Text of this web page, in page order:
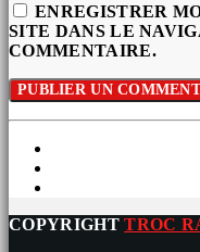
ENREGISTRER
SITE DANS LE
COMMENTAIRE.
COPYRIGHTTROC